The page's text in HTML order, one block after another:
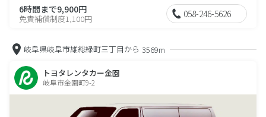
6時間まで9,900円
免責補償制度1,100円 058-246-5626
岐阜県岐阜市雄総緑町三丁目から 3569m
トヨタレンタカー金園
岐阜市金園町9-2